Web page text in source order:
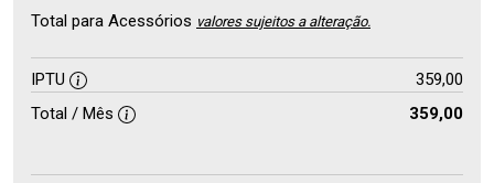
Total para Acessórios valores sujeitos a alteração.
IPTU
359,00
Total / Mês
359,00